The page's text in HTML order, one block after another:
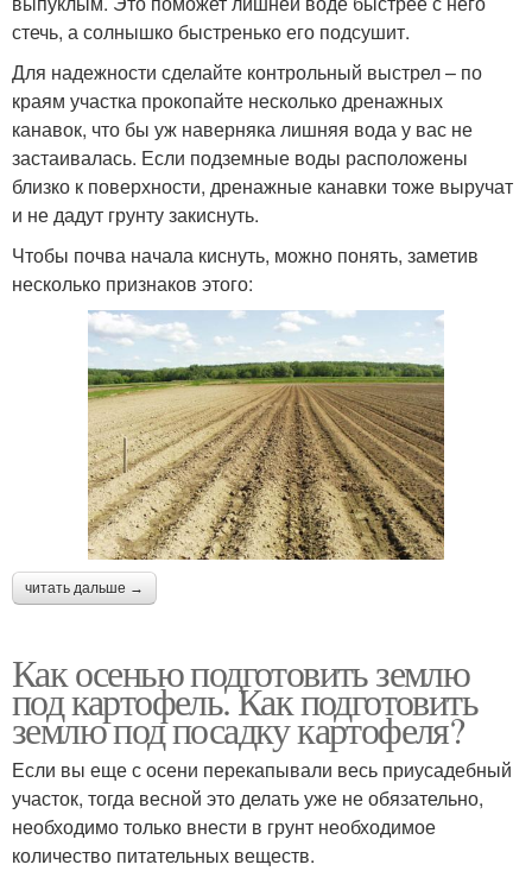
стечь, а солнышко быстренько его подсушит.
Для надежности сделайте контрольный выстрел – по
краям участка прокопайте несколько дренажных
канавок, что бы уж наверняка лишняя вода у вас не
застаивалась. Если подземные воды расположены
близко к поверхности, дренажные канавки тоже выручат
и не дадут грунту закиснуть.
Чтобы почва начала киснуть, можно понять, заметив
несколько признаков этого:
читать дальше →
Как осенью подготовить землю
под картофель. Как подготовить
землю под посадку картофеля?
Если вы еще с осени перекапывали весь приусадебный
участок, тогда весной это делать уже не обязательно,
необходимо только внести в грунт необходимое
количество питательных веществ.